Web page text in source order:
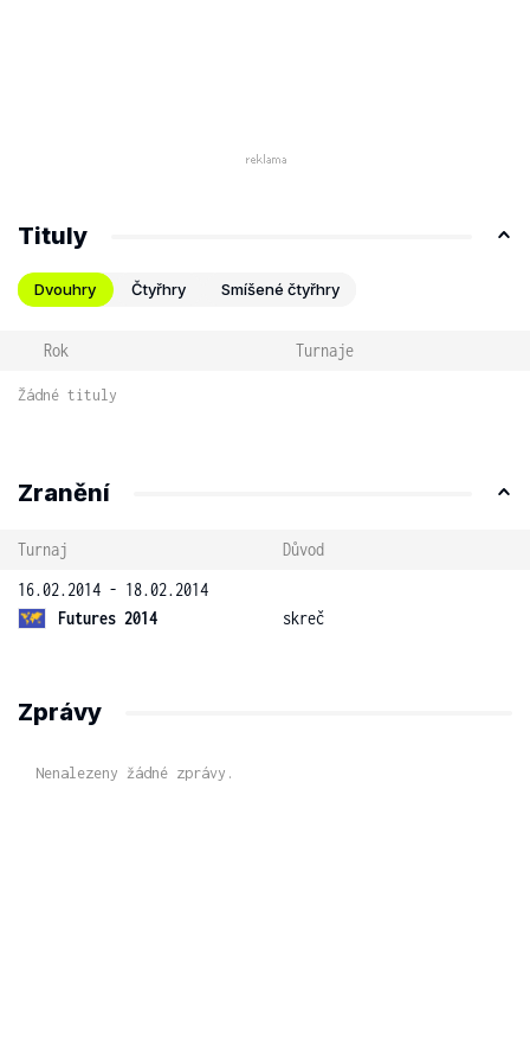
Tituly
Dvouhry Čtyřhry Smíšené čtyřhry
Rok Turnaje
Žádné tituly
Zranění
Turnaj
Důvod
16.02.2014 - 18.02.2014
Futures 2014
skreč
Zprávy
Nenalezeny žádné zprávy.